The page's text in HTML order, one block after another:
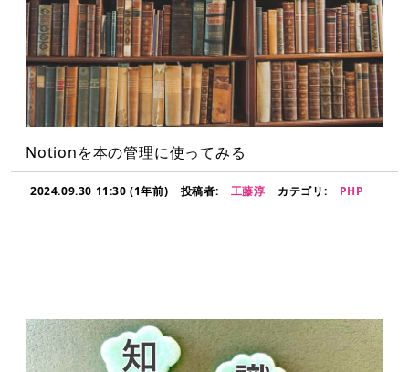
Notionを本の管理に使ってみる
2024.09.30 11:30 (1年前) 投稿者: 工藤淳 カテゴリ: PHP